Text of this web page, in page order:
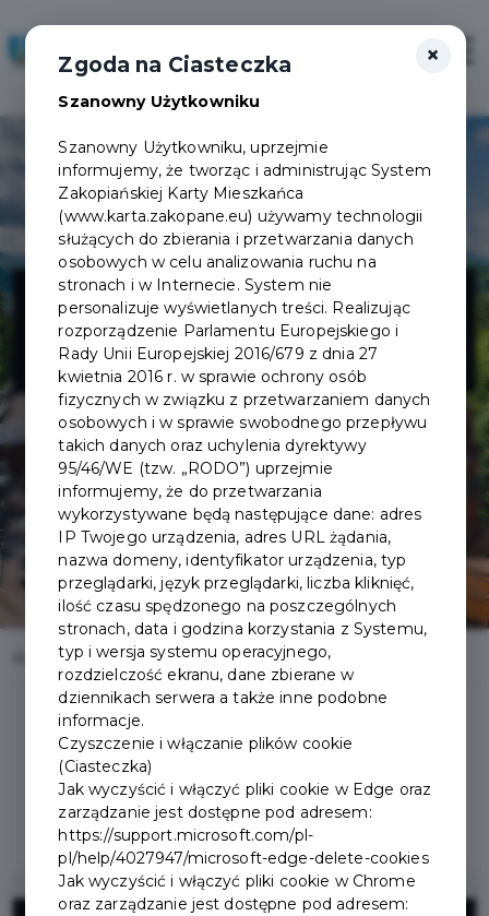
Hotel Belvedere
Resort & SPA
Home Oferty Hotel Belvedere Resort & SPA
Regulamin i warunki
×
Zgoda na Ciasteczka
Szanowny Użytkowniku
Szanowny Użytkowniku, uprzejmie
informujemy, że tworząc i administrując System
Zakopiańskiej Karty Mieszkańca
(www.karta.zakopane.eu) używamy technologii
służących do zbierania i przetwarzania danych
osobowych w celu analizowania ruchu na
stronach i w Internecie. System nie
personalizuje wyświetlanych treści. Realizując
rozporządzenie Parlamentu Europejskiego i
Rady Unii Europejskiej 2016/679 z dnia 27
kwietnia 2016 r. w sprawie ochrony osób
fizycznych w związku z przetwarzaniem danych
osobowych i w sprawie swobodnego przepływu
takich danych oraz uchylenia dyrektywy
95/46/WE (tzw. „RODO”) uprzejmie
informujemy, że do przetwarzania
wykorzystywane będą następujące dane: adres
IP Twojego urządzenia, adres URL żądania,
nazwa domeny, identyfikator urządzenia, typ
przeglądarki, język przeglądarki, liczba kliknięć,
ilość czasu spędzonego na poszczególnych
stronach, data i godzina korzystania z Systemu,
typ i wersja systemu operacyjnego,
rozdzielczość ekranu, dane zbierane w
dziennikach serwera a także inne podobne
informacje.
Czyszczenie i włączanie plików cookie
(Ciasteczka)
Jak wyczyścić i włączyć pliki cookie w Edge oraz
zarządzanie jest dostępne pod adresem:
https://support.microsoft.com/pl-
pl/help/4027947/microsoft-edge-delete-cookies
Jak wyczyścić i włączyć pliki cookie w Chrome
oraz zarządzanie jest dostępne pod adresem: